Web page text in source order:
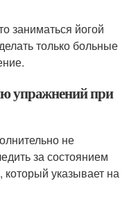
заниматься йогой
только больные
упражнений при
не
за состоянием
указывает на